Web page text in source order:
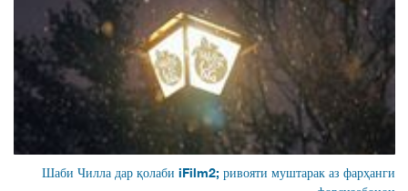
Шаби Чилла дар қолаби iFilm2; ривояти муштарак аз фарҳанги